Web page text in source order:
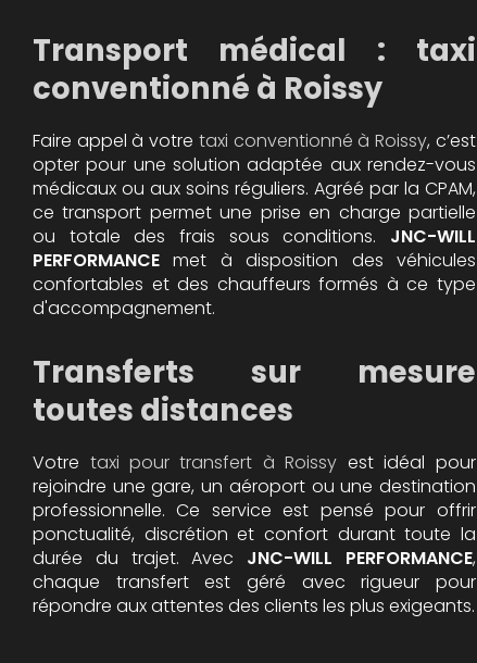
Transport médical : taxi
conventionné à Roissy
Faire appel à votre taxi conventionné à Roissy, c’est
opter pour une solution adaptée aux rendez-vous
médicaux ou aux soins réguliers. Agréé par la CPAM,
ce transport permet une prise en charge partielle
ou totale des frais sous conditions. JNC-WILL
PERFORMANCE met à disposition des véhicules
confortables et des chauffeurs formés à ce type
d'accompagnement.
Transferts sur mesure
toutes distances
Votre taxi pour transfert à Roissy est idéal pour
rejoindre une gare, un aéroport ou une destination
professionnelle. Ce service est pensé pour offrir
ponctualité, discrétion et confort durant toute la
durée du trajet. Avec JNC-WILL PERFORMANCE,
chaque transfert est géré avec rigueur pour
répondre aux attentes des clients les plus exigeants.